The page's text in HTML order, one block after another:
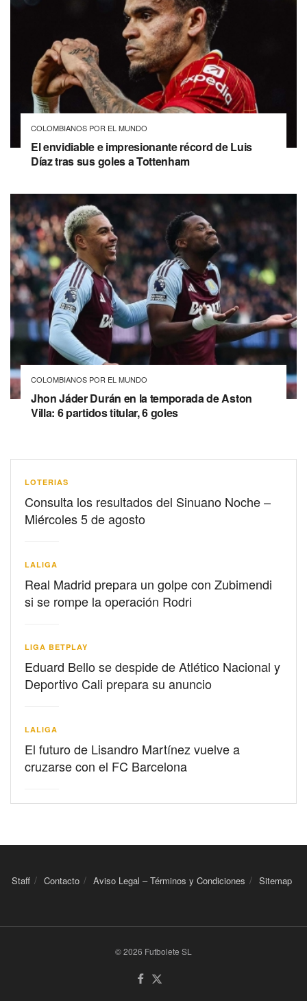
COLOMBIANOS POR EL MUNDO
El envidiable e impresionante récord de Luis
Díaz tras sus goles a Tottenham
COLOMBIANOS POR EL MUNDO
Jhon Jáder Durán en la temporada de Aston
Villa: 6 partidos titular, 6 goles
LOTERIAS
Consulta los resultados del Sinuano Noche –
Miércoles 5 de agosto
LALIGA
Real Madrid prepara un golpe con Zubimendi
si se rompe la operación Rodri
LIGA BETPLAY
Eduard Bello se despide de Atlético Nacional y
Deportivo Cali prepara su anuncio
LALIGA
El futuro de Lisandro Martínez vuelve a
cruzarse con el FC Barcelona
Staff Contacto Aviso Legal – Términos y Condiciones Sitemap
© 2026 Futbolete SL